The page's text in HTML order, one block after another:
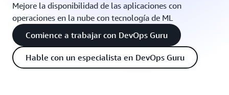
Mejore la disponibilidad de las aplicaciones con
operaciones en la nube con tecnología de ML
Comience a trabajar con DevOps Guru
Hable con un especialista en DevOps Guru